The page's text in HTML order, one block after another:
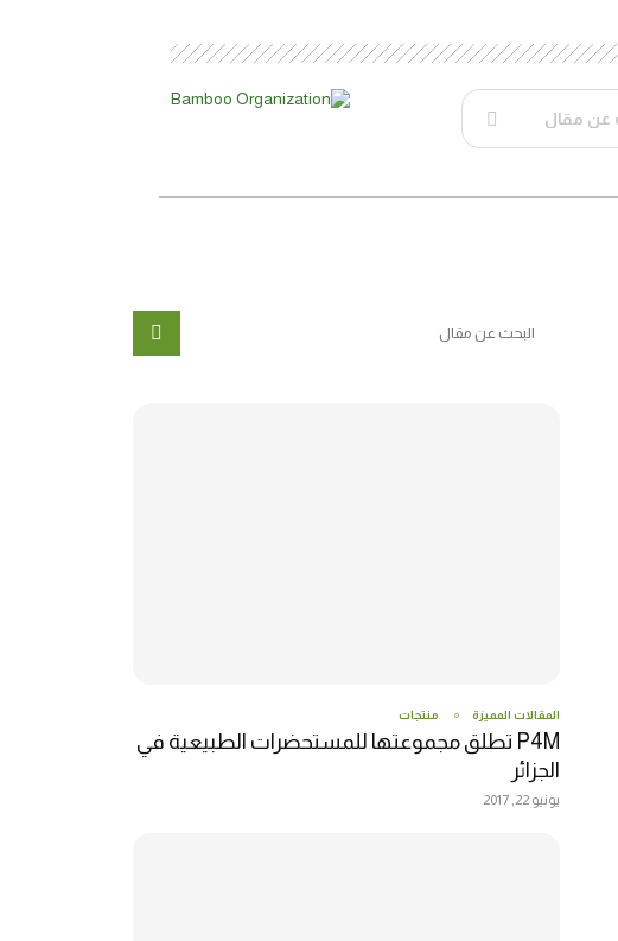
المقالات المميزة منتجات
P4M تطلق مجموعتها للمستحضرات الطبيعية في
الجزائر
يونيو 22, 2017